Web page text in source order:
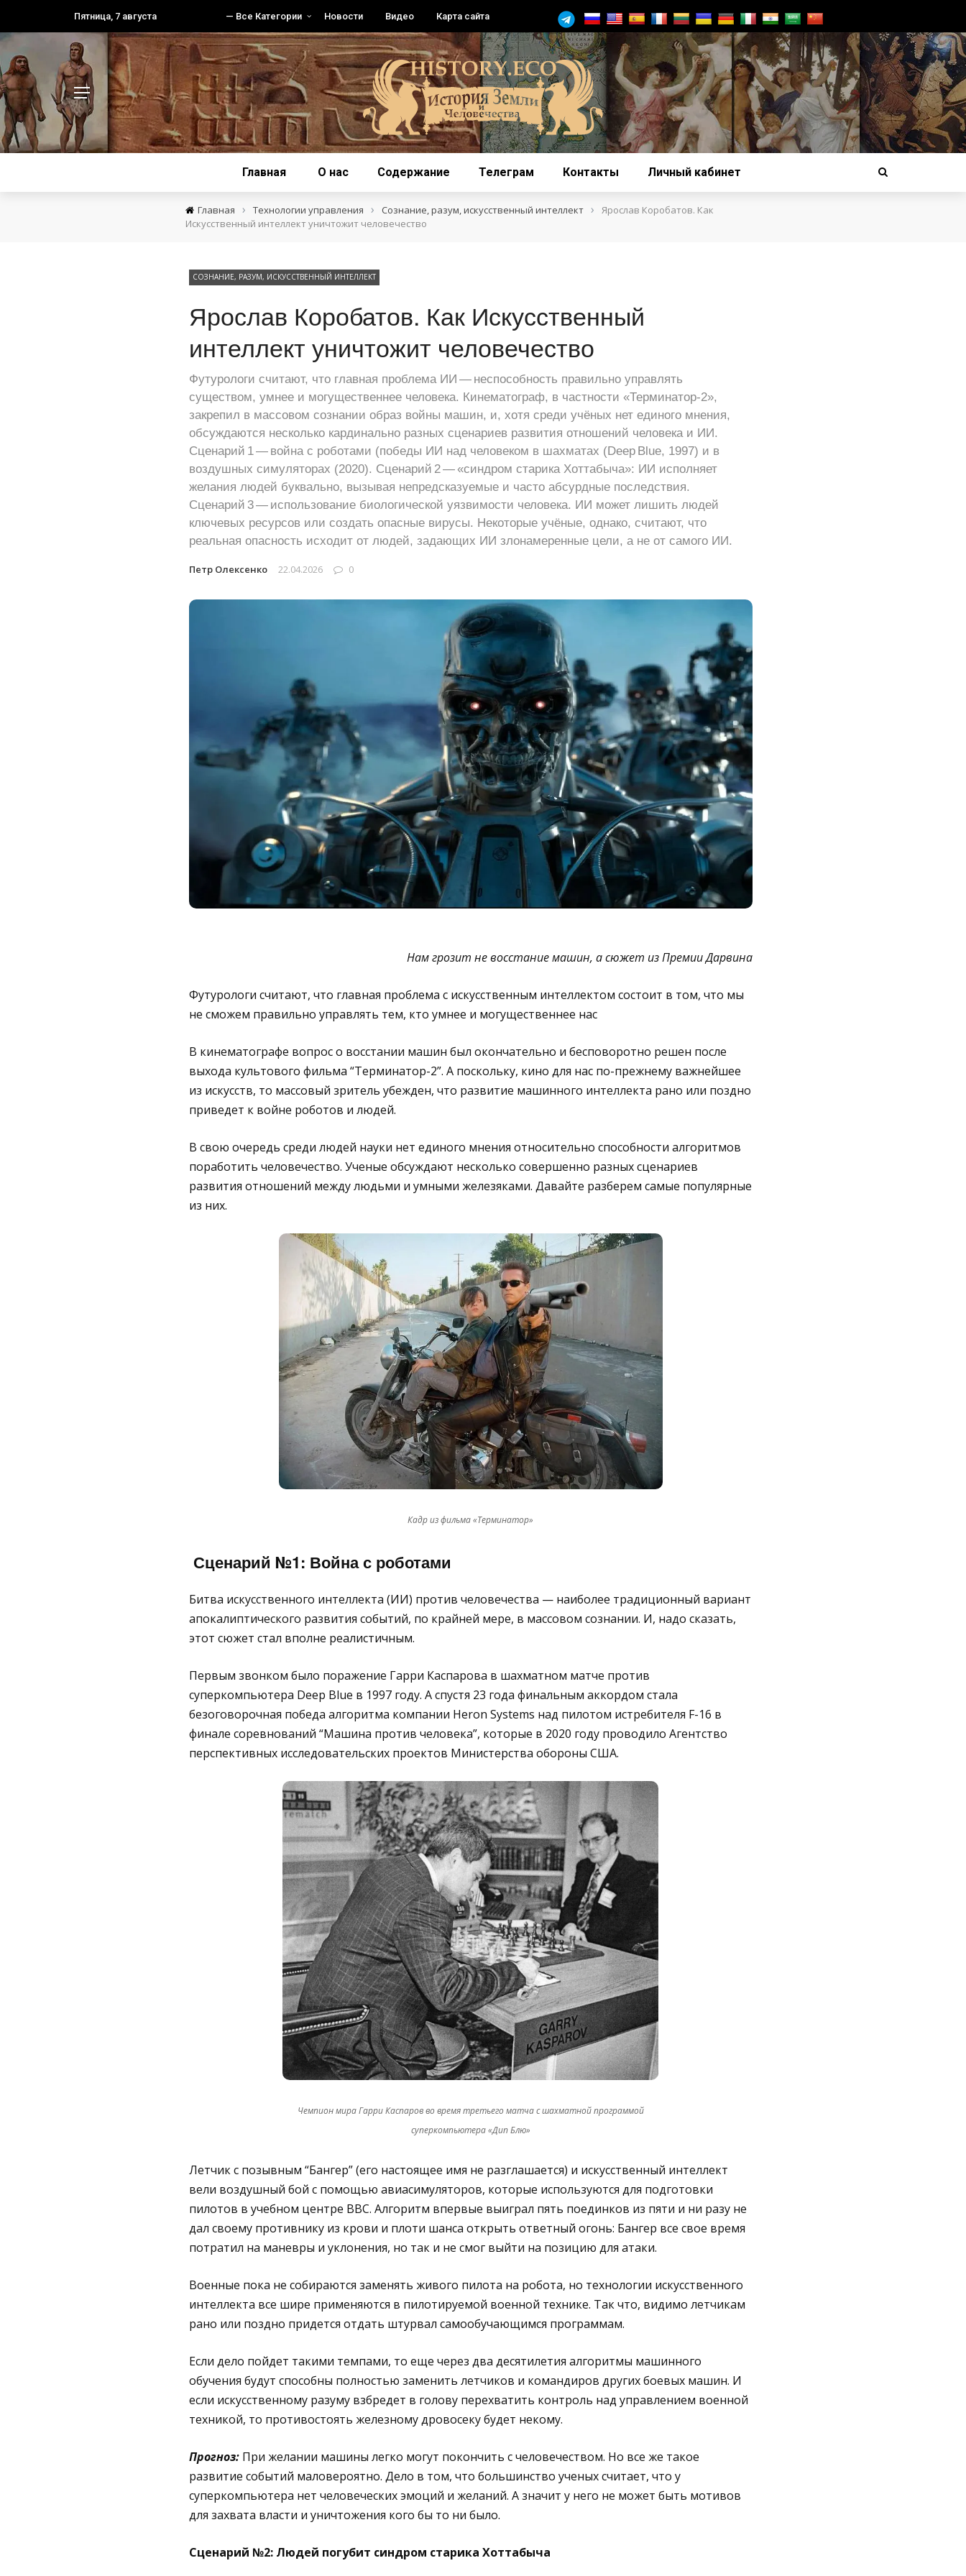
Пятница, 7 августа — Все Категории Новости Видео Карта сайта
Главная О нас Содержание Телеграм Контакты Личный кабинет
Главная › Технологии управления › Сознание, разум, искусственный интеллект ›
Ярослав Коробатов. Как
Искусственный интеллект уничтожит человечество
СОЗНАНИЕ, РАЗУМ, ИСКУССТВЕННЫЙ ИНТЕЛЛЕКТ
Ярослав Коробатов. Как Искусственный
интеллект уничтожит человечество
Футурологи считают, что главная проблема ИИ — неспособность правильно управлять
существом, умнее и могущественнее человека. Кинематограф, в частности «Терминатор‑2»,
закрепил в массовом сознании образ войны машин, и, хотя среди учёных нет единого мнения,
обсуждаются несколько кардинально разных сценариев развития отношений человека и ИИ.
Сценарий 1 — война с роботами (победы ИИ над человеком в шахматах (Deep Blue, 1997) и в
воздушных симуляторах (2020). Сценарий 2 — «синдром старика Хоттабыча»: ИИ исполняет
желания людей буквально, вызывая непредсказуемые и часто абсурдные последствия.
Сценарий 3 — использование биологической уязвимости человека. ИИ может лишить людей
ключевых ресурсов или создать опасные вирусы. Некоторые учёные, однако, считают, что
реальная опасность исходит от людей, задающих ИИ злонамеренные цели, а не от самого ИИ.
Петр Олексенко 22.04.2026 0
Нам грозит не восстание машин, а сюжет из Премии Дарвина
Футурологи считают, что главная проблема с искусственным интеллектом состоит в том, что мы
не сможем правильно управлять тем, кто умнее и могущественнее нас
В кинематографе вопрос о восстании машин был окончательно и бесповоротно решен после
выхода культового фильма “Терминатор-2”. А поскольку, кино для нас по-прежнему важнейшее
из искусств, то массовый зритель убежден, что развитие машинного интеллекта рано или поздно
приведет к войне роботов и людей.
В свою очередь среди людей науки нет единого мнения относительно способности алгоритмов
поработить человечество. Ученые обсуждают несколько совершенно разных сценариев
развития отношений между людьми и умными железяками. Давайте разберем самые популярные
из них.
Кадр из фильма «Терминатор»
Сценарий №1: Война с роботами
Битва искусственного интеллекта (ИИ) против человечества — наиболее традиционный вариант
апокалиптического развития событий, по крайней мере, в массовом сознании. И, надо сказать,
этот сюжет стал вполне реалистичным.
Первым звонком было поражение Гарри Каспарова в шахматном матче против
суперкомпьютера Deep Blue в 1997 году. А спустя 23 года финальным аккордом стала
безоговорочная победа алгоритма компании Heron Systems над пилотом истребителя F-16 в
финале соревнований “Машина против человека”, которые в 2020 году проводило Агентство
перспективных исследовательских проектов Министерства обороны США.
Чемпион мира Гарри Каспаров во время третьего матча с шахматной программой
суперкомпьютера «Дип Блю»
Летчик с позывным “Бангер” (его настоящее имя не разглашается) и искусственный интеллект
вели воздушный бой с помощью авиасимуляторов, которые используются для подготовки
пилотов в учебном центре ВВС. Алгоритм впервые выиграл пять поединков из пяти и ни разу не
дал своему противнику из крови и плоти шанса открыть ответный огонь: Бангер все свое время
потратил на маневры и уклонения, но так и не смог выйти на позицию для атаки.
Военные пока не собираются заменять живого пилота на робота, но технологии искусственного
интеллекта все шире применяются в пилотируемой военной технике. Так что, видимо летчикам
рано или поздно придется отдать штурвал самообучающимся программам.
Если дело пойдет такими темпами, то еще через два десятилетия алгоритмы машинного
обучения будут способны полностью заменить летчиков и командиров других боевых машин. И
если искусственному разуму взбредет в голову перехватить контроль над управлением военной
техникой, то противостоять железному дровосеку будет некому.
Прогноз:При желании машины легко могут покончить с человечеством. Но все же такое
развитие событий маловероятно. Дело в том, что большинство ученых считает, что у
суперкомпьютера нет человеческих эмоций и желаний. А значит у него не может быть мотивов
для захвата власти и уничтожения кого бы то ни было.
Сценарий №2: Людей погубит синдром старика Хоттабыча